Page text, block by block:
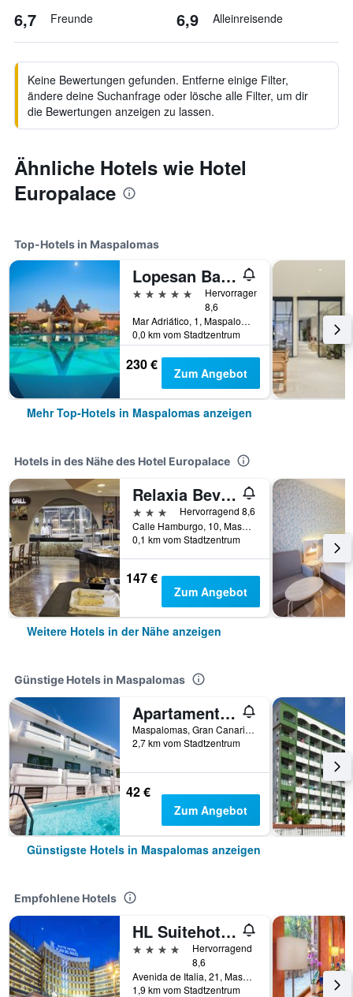
6,7
Freunde 6,9 Alleinreisende
Keine Bewertungen gefunden. Entferne einige Filter,
ändere deine Suchanfrage oder lösche alle Filter, um dir
die Bewertungen anzeigen zu lassen.
Ähnliche Hotels wie Hotel
Europalace
Top-Hotels in Maspalomas
Lopesan Baobab Resort
5 Sterne
Hervorragend
8,6
Mar Adriático, 1, Maspalomas, Gran Canaria, Spanien
0,0 km vom Stadtzentrum
230 € Zum Angebot
Mehr Top-Hotels in Maspalomas anzeigen
Hotels in des Nähe des Hotel Europalace
Relaxia Beverly Park
3 Sterne
Hervorragend 8,6
Calle Hamburgo, 10, Maspalomas, Gran Canaria, Spanien
0,1 km vom Stadtzentrum
147 €
Zum Angebot
Weitere Hotels in der Nähe anzeigen
Günstige Hotels in Maspalomas
Apartamentos Olympia
Maspalomas, Gran Canaria, Spanien
2,7 km vom Stadtzentrum
42 €
Zum Angebot
Günstigste Hotels in Maspalomas anzeigen
Empfohlene Hotels
HL Suitehotel Playa del Inglés
4 Sterne
Hervorragend
8,6
Avenida de Italia, 21, Maspalomas, Gran Canaria, Spanien
1,9 km vom Stadtzentrum